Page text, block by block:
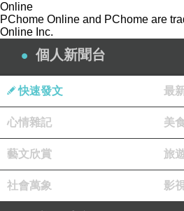
南部甚少看見油炸肉圓，幾
Online
PChome Online and PChome are
Online Inc.
個人新聞台
快速發文 最
心情雜記 美
藝文欣賞 旅
社會萬象 影